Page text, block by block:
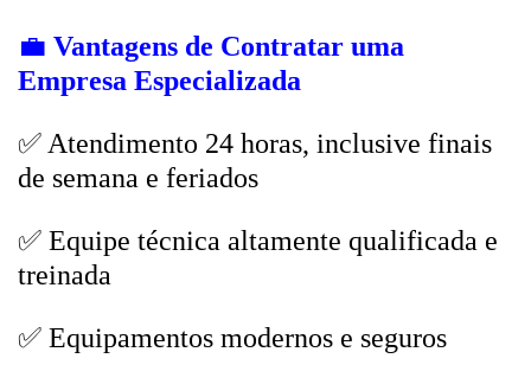
💼 Vantagens de Contratar uma
Empresa Especializada
✅ Atendimento 24 horas, inclusive finais
de semana e feriados
✅ Equipe técnica altamente qualificada e
treinada
✅ Equipamentos modernos e seguros